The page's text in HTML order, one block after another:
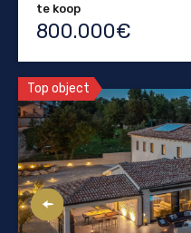
te koop
800.000€
Top object